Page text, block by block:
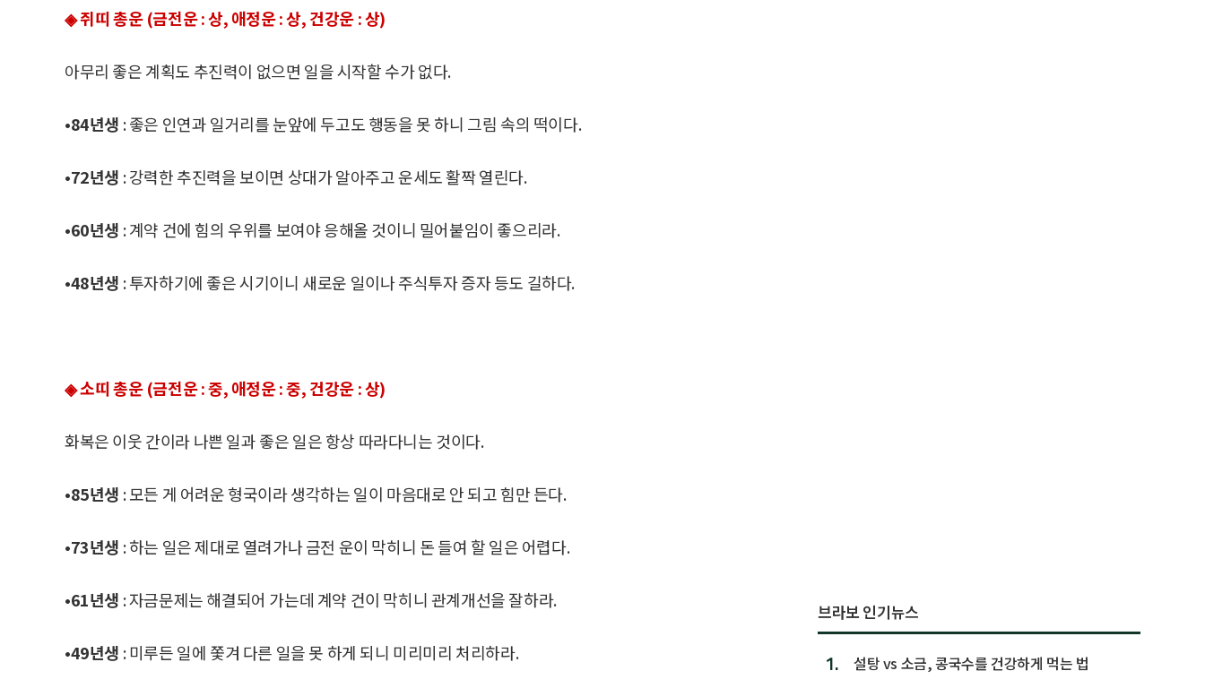
◈ 쥐띠 총운 (금전운 : 상, 애정운 : 상, 건강운 : 상)
아무리 좋은 계획도 추진력이 없으면 일을 시작할 수가 없다.
•84년생 : 좋은 인연과 일거리를 눈앞에 두고도 행동을 못 하니 그림 속의 떡이다.
•72년생 : 강력한 추진력을 보이면 상대가 알아주고 운세도 활짝 열린다.
•60년생 : 계약 건에 힘의 우위를 보여야 응해올 것이니 밀어붙임이 좋으리라.
•48년생 : 투자하기에 좋은 시기이니 새로운 일이나 주식투자 증자 등도 길하다.
◈ 소띠 총운 (금전운 : 중, 애정운 : 중, 건강운 : 상)
화복은 이웃 간이라 나쁜 일과 좋은 일은 항상 따라다니는 것이다.
•85년생 : 모든 게 어려운 형국이라 생각하는 일이 마음대로 안 되고 힘만 든다.
•73년생 : 하는 일은 제대로 열려가나 금전 운이 막히니 돈 들여 할 일은 어렵다.
•61년생 : 자금문제는 해결되어 가는데 계약 건이 막히니 관계개선을 잘하라.
•49년생 : 미루든 일에 쫓겨 다른 일을 못 하게 되니 미리미리 처리하라.
브라보 인기뉴스
1. 설탕 vs 소금, 콩국수를 건강하게 먹는 법